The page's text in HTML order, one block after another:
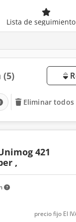
Lista de seguimiento
(5)
Eliminar
421
,
precio fijo El